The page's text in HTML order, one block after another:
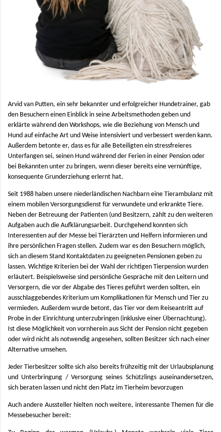
Arvid van Putten, ein sehr bekannter und erfolgreicher Hundetrainer, gab
den Besuchern einen Einblick in seine Arbeitsmethoden geben und
erklärte während den Workshops, wie die Beziehung von Mensch und
Hund auf einfache Art und Weise intensiviert und verbessert werden kann.
Außerdem betonte er, dass es für alle Beteiligten ein stressfreieres
Unterfangen sei, seinen Hund während der Ferien in einer Pension oder
bei Bekannten unter zu bringen, wenn dieser bereits eine vernünftige,
konsequente Grunderziehung erlernt hat.
Seit 1988 haben unsere niederländischen Nachbarn eine Tierambulanz mit
einem mobilen Versorgungsdienst für verwundete und erkrankte Tiere.
Neben der Betreuung der Patienten (und Besitzern, zählt zu den weiteren
Aufgaben auch die Aufklärungsarbeit. Durchgehend konnten sich
Interessenten auf der Messe bei Tierärzten und Helfern informieren und
ihre persönlichen Fragen stellen. Zudem war es den Besuchern möglich,
sich an diesem Stand Kontaktdaten zu geeigneten Pensionen geben zu
lassen. Wichtige Kriterien bei der Wahl der richtigen Tierpension wurden
erläutert. Beispielsweise sind persönliche Gespräche mit den Leitern und
Versorgern, die vor der Abgabe des Tieres geführt werden sollten, ein
ausschlaggebendes Kriterium um Komplikationen für Mensch und Tier zu
vermieden. Außerdem wurde betont, das Tier vor dem Reiseantritt auf
Probe in der Einrichtung unterzubringen (inklusive einer Übernachtung).
Ist diese Möglichkeit von vornherein aus Sicht der Pension nicht gegeben
oder wird nicht als notwendig angesehen, sollten Besitzer sich nach einer
Alternative umsehen.
Jeder Tierbesitzer sollte sich also bereits frühzeitig mit der Urlaubsplanung
und Unterbringung / Versorgung seines Schützlings auseinandersetzen,
sich beraten lassen und nicht den Platz im Tierheim bevorzugen
Auch andere Aussteller hielten noch weitere, interessante Themen für die
Messebesucher bereit: